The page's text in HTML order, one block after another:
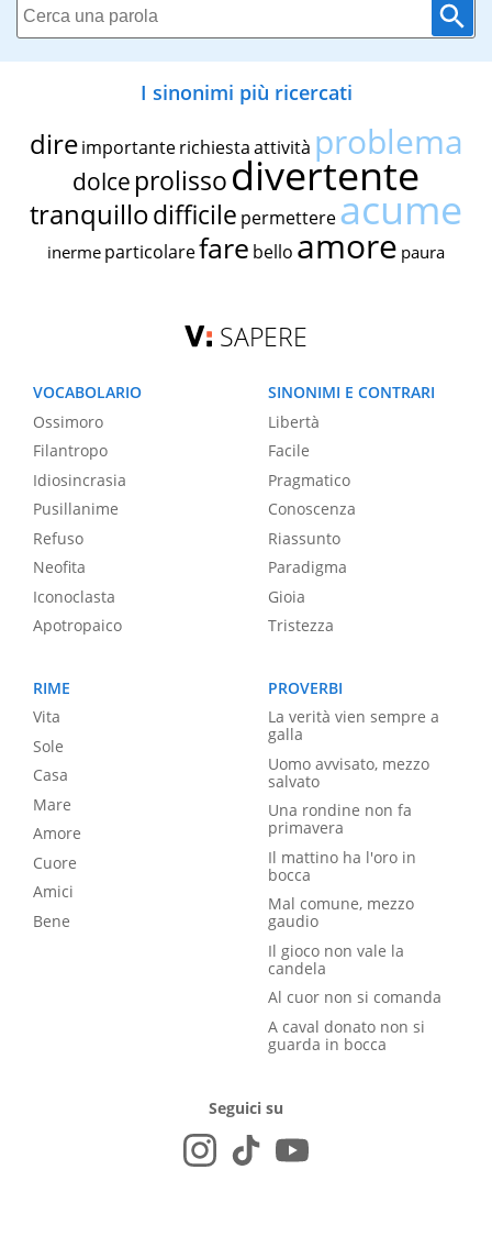
I sinonimi più ricercati
dire importante richiestaattività problema
dolce prolissodivertente
tranquillodifficile permettereacume
inerme particolarefare bello amore paura
SAPERE
VOCABOLARIO
Ossimoro
Filantropo
Idiosincrasia
Pusillanime
Refuso
Neofita
Iconoclasta
Apotropaico
SINONIMI E CONTRARI
Libertà
Facile
Pragmatico
Conoscenza
Riassunto
Paradigma
Gioia
Tristezza
RIME
Vita
Sole
Casa
Mare
Amore
Cuore
Amici
Bene
PROVERBI
La verità vien sempre a
galla
Uomo avvisato, mezzo
salvato
Una rondine non fa
primavera
Il mattino ha l'oro in
bocca
Mal comune, mezzo
gaudio
Il gioco non vale la
candela
Al cuor non si comanda
A caval donato non si
guarda in bocca
Seguici su